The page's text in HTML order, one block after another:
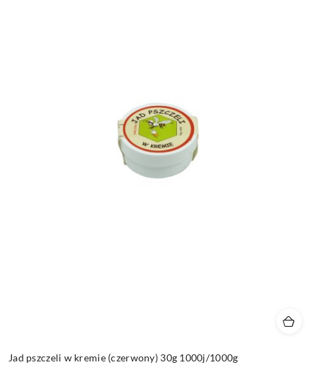
Jad pszczeli w kremie (czerwony) 30g 1000j/1000g